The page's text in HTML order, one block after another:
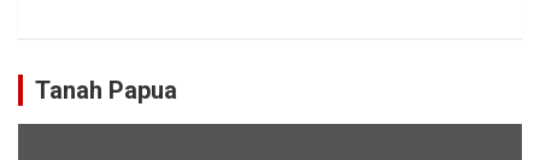
Tanah Papua